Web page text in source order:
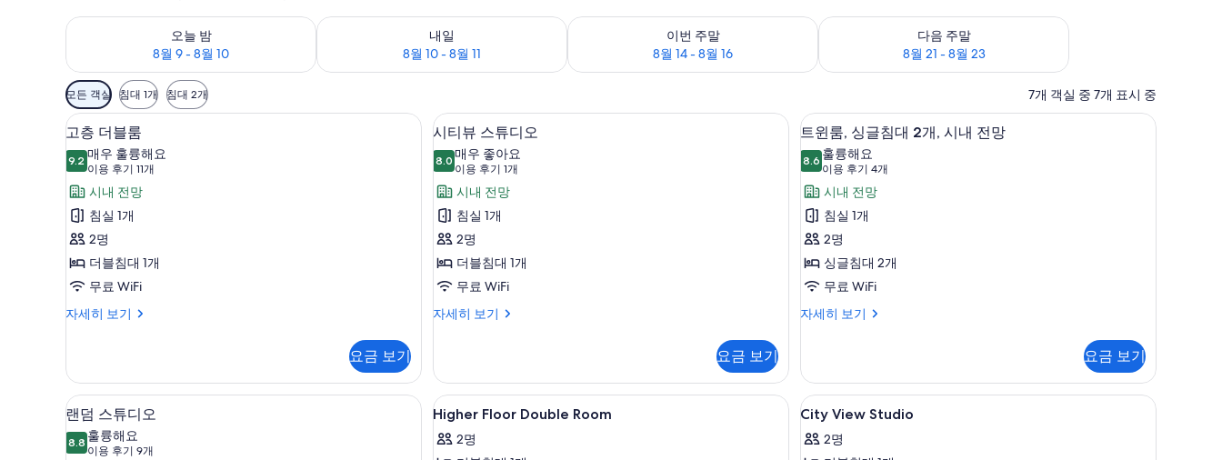
오늘 밤
8월 9 - 8월 10
오늘 밤 예약 가능 여부 확인, 8월 9 - 8월 10
내일
8월 10 - 8월 11
내일 예약 가능 여부 확인, 8월 10 - 8월 11
이번 주말
8월 14 - 8월 16
이번 주말 예약 가능 여부 확인, 8월 14 - 8월 16
다음 주말
8월 21 - 8월 23
다음 주말 예약 가능 여부 확인, 8월 21 - 8월 23
객
실
에
사
용
가
능
한
필
터
모든 객실 침대 1개 침대 2개 7개 객실 중 7개 표시 중
고
층
더
블
룸
사
진
모
두
15
고층 더블룸
9.29.2점 만점 중 10점
매우 훌륭해요
이용 후기 11개
(이
용
후
기
11
개)
시내 전망
침실 1개
2명
더블침대 1개
무료 WiFi
자세히 보기
고
룸
자
세
보
요금 보기
시
티
뷰
스
튜
디
오
사
진
보
기
20
시티뷰 스튜디오
8.08.0점 만점 중 10점
매우 좋아요
이용 후기 1개
(이
용
후
기
1
개)
시내 전망
침실 1개
2명
더블침대 1개
무료 WiFi
자세히 보기
시
튜
디
오
세
요금 보기
트
윈
룸,
싱
글
침
대
2
개,
전
망
사
진
트윈룸, 싱글침대 2개, 시내 전망 | 무료 WiFi
13
트윈룸, 싱글침대 2개, 시내 전망
8.68.6점 만점 중 10점
훌륭해요
이용 후기 4개
(이
용
후
기
4
개)
시내 전망
침실 1개
2명
싱글침대 2개
무료 WiFi
자세히 보기
트
글
침
대
개,
요금 보기
랜
덤
스
16
랜덤 스튜디오
8.88.8점 만점 중 10점
훌륭해요
이용 후기 9개
(이
Higher
Floor
Double
4
Higher Floor Double Room
2명
City
View
Studio
6
City View Studio
2명